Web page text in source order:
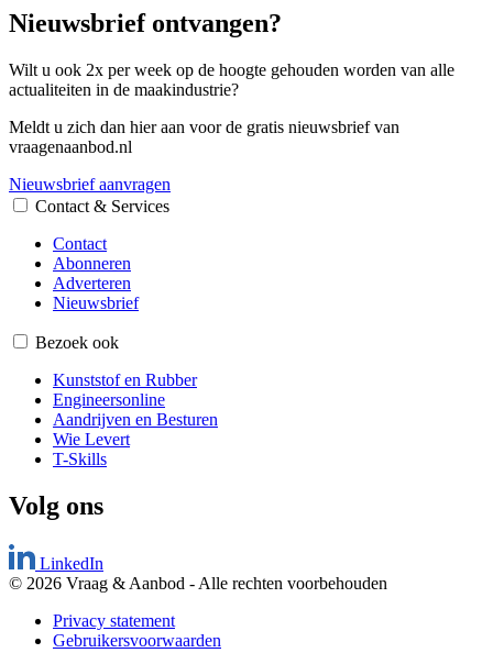
Nieuwsbrief ontvangen?
Wilt u ook 2x per week op de hoogte gehouden worden van alle
actualiteiten in de maakindustrie?
Meldt u zich dan hier aan voor de gratis nieuwsbrief van
vraagenaanbod.nl
Nieuwsbrief aanvragen
Contact & Services
Contact
Abonneren
Adverteren
Nieuwsbrief
Bezoek ook
Kunststof en Rubber
Engineersonline
Aandrijven en Besturen
Wie Levert
T-Skills
Volg ons
LinkedIn
© 2026 Vraag & Aanbod - Alle rechten voorbehouden
Privacy statement
Gebruikersvoorwaarden